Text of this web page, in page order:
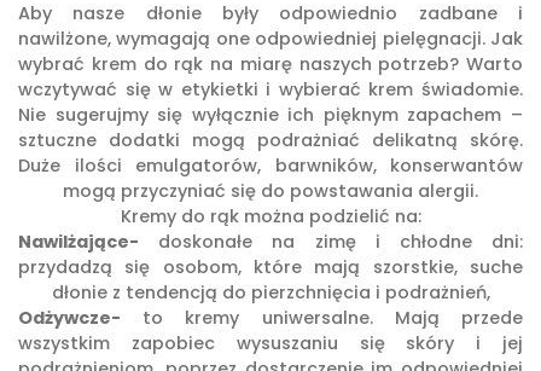
Aby nasze dłonie były odpowiednio zadbane i
nawilżone, wymagają one odpowiedniej pielęgnacji. Jak
wybrać krem do rąk na miarę naszych potrzeb? Warto
wczytywać się w etykietki i wybierać krem świadomie.
Nie sugerujmy się wyłącznie ich pięknym zapachem –
sztuczne dodatki mogą podrażniać delikatną skórę.
Duże ilości emulgatorów, barwników, konserwantów
mogą przyczyniać się do powstawania alergii.
Kremy do rąk można podzielić na:
Nawilżające- doskonałe na zimę i chłodne dni:
przydadzą się osobom, które mają szorstkie, suche
dłonie z tendencją do pierzchnięcia i podrażnień,
Odżywcze- to kremy uniwersalne. Mają przede
wszystkim zapobiec wysuszaniu się skóry i jej